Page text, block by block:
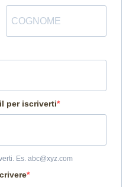
per iscriverti
Es. abc@xyz.com